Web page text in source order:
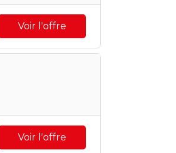
Voir l'offre
Voir l'offre